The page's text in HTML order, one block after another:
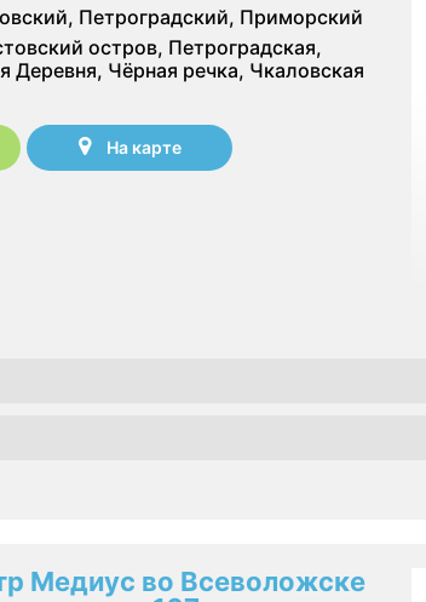
Петроградский, Приморский
остров, Петроградская,
Деревня, Чёрная речка, Чкаловская
На карте
Медиус во Всеволожске